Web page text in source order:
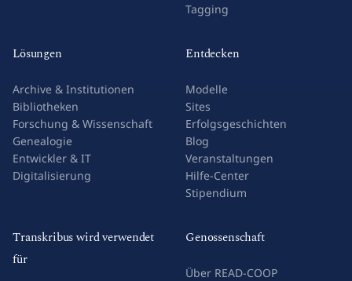
Tagging
Lösungen
Archive & Institutionen
Bibliotheken
Forschung & Wissenschaft
Genealogie
Entwickler & IT
Digitalisierung
Entdecken
Modelle
Sites
Erfolgsgeschichten
Blog
Veranstaltungen
Hilfe-Center
Stipendium
Transkribus wird verwendet
für
Genossenschaft
Über READ-COOP